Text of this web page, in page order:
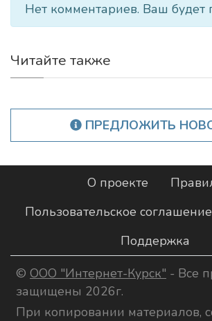
Нет комментариев. Ваш будет
Читайте также
ПРЕДЛОЖИТЬ
О проекте
Пользовательское соглашение
Поддержка
© ООО "Интернет-Курск" - Все
защищены 2026г.
При копировании материалов,